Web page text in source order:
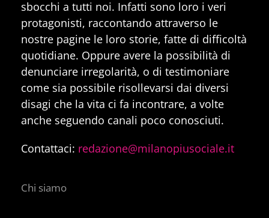
sbocchi a tutti noi. Infatti sono loro i veri
protagonisti, raccontando attraverso le
nostre pagine le loro storie, fatte di difficoltà
quotidiane. Oppure avere la possibilità di
denunciare irregolarità, o di testimoniare
come sia possibile risollevarsi dai diversi
disagi che la vita ci fa incontrare, a volte
anche seguendo canali poco conosciuti.
Contattaci: redazione@milanopiusociale.it
Chi siamo